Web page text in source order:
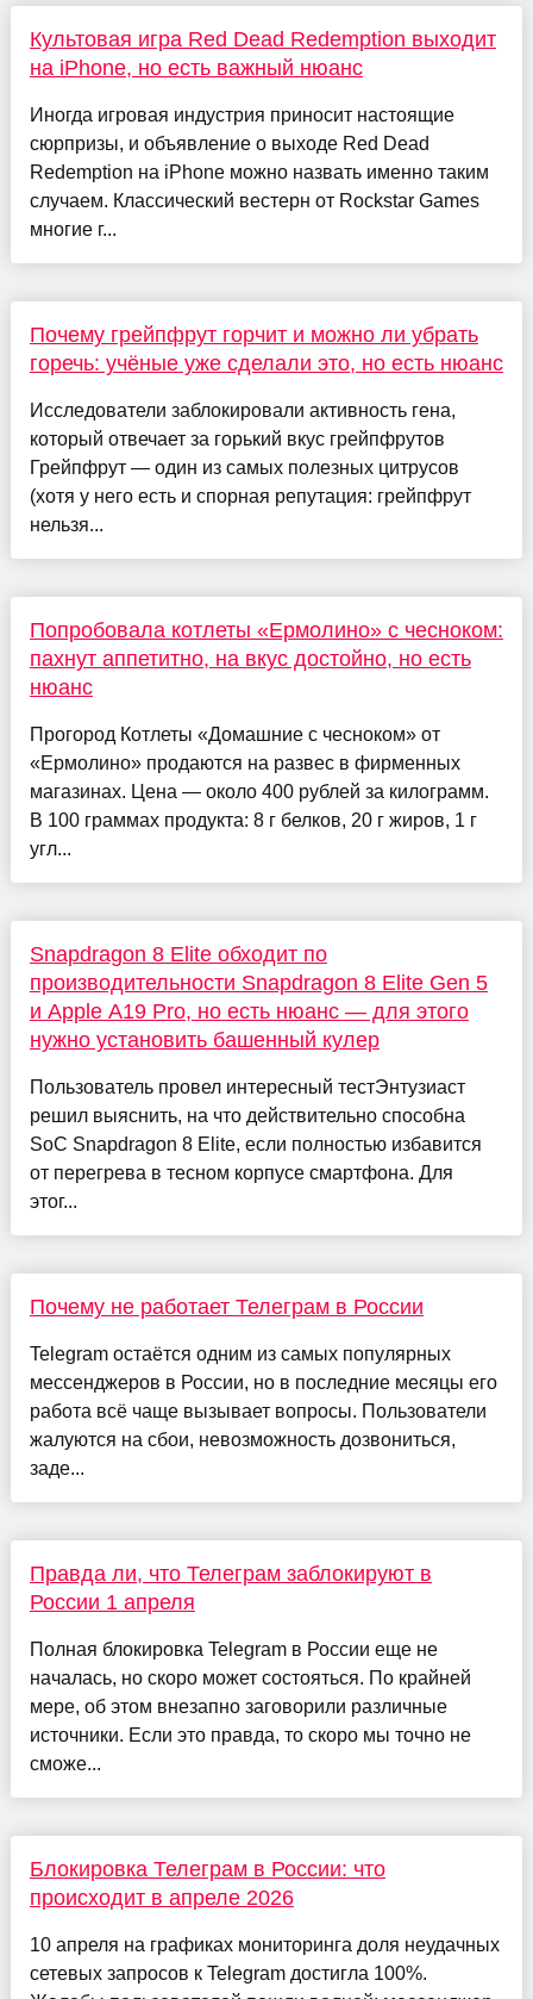
Культовая игра Red Dead Redemption выходит
на iPhone, но есть важный нюанс
Иногда игровая индустрия приносит настоящие
сюрпризы, и объявление о выходе Red Dead
Redemption на iPhone можно назвать именно таким
случаем. Классический вестерн от Rockstar Games
многие г...
Почему грейпфрут горчит и можно ли убрать
горечь: учёные уже сделали это, но есть нюанс
Исследователи заблокировали активность гена,
который отвечает за горький вкус грейпфрутов
Грейпфрут — один из самых полезных цитрусов
(хотя у него есть и спорная репутация: грейпфрут
нельзя...
Попробовала котлеты «Ермолино» с чесноком:
пахнут аппетитно, на вкус достойно, но есть
нюанс
Прогород Котлеты «Домашние с чесноком» от
«Ермолино» продаются на развес в фирменных
магазинах. Цена — около 400 рублей за килограмм.
В 100 граммах продукта: 8 г белков, 20 г жиров, 1 г
угл...
Snapdragon 8 Elite обходит по
производительности Snapdragon 8 Elite Gen 5
и Apple A19 Pro, но есть нюанс — для этого
нужно установить башенный кулер
Пользователь провел интересный тестЭнтузиаст
решил выяснить, на что действительно способна
SoC Snapdragon 8 Elite, если полностью избавится
от перегрева в тесном корпусе смартфона. Для
этог...
Почему не работает Телеграм в России
Telegram остаётся одним из самых популярных
мессенджеров в России, но в последние месяцы его
работа всё чаще вызывает вопросы. Пользователи
жалуются на сбои, невозможность дозвониться,
заде...
Правда ли, что Телеграм заблокируют в
России 1 апреля
Полная блокировка Telegram в России еще не
началась, но скоро может состояться. По крайней
мере, об этом внезапно заговорили различные
источники. Если это правда, то скоро мы точно не
сможе...
Блокировка Телеграм в России: что
происходит в апреле 2026
10 апреля на графиках мониторинга доля неудачных
сетевых запросов к Telegram достигла 100%.